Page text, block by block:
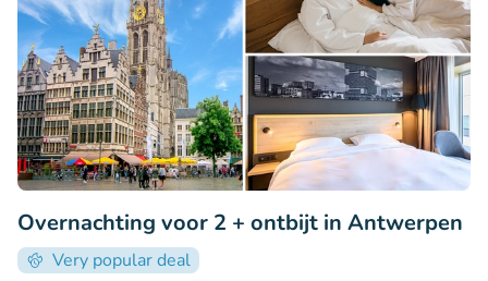
Overnachting voor 2 + ontbijt in Antwerpen
Very popular deal